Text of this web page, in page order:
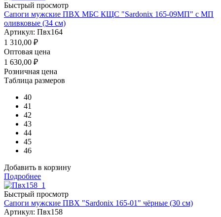
Быстрый просмотр
Сапоги мужские ПВХ МБС КЩС "Sardonix 165-09МП" с МП
оливковые (34 см)
Артикул: Пвх164
1 310,00 ₽
Оптовая цена
1 630,00 ₽
Розничная цена
Таблица размеров
40
41
42
43
44
45
46
Добавить в корзину
Подробнее
Быстрый просмотр
Сапоги мужские ПВХ "Sardonix 165-01" чёрные (30 см)
Артикул: Пвх158